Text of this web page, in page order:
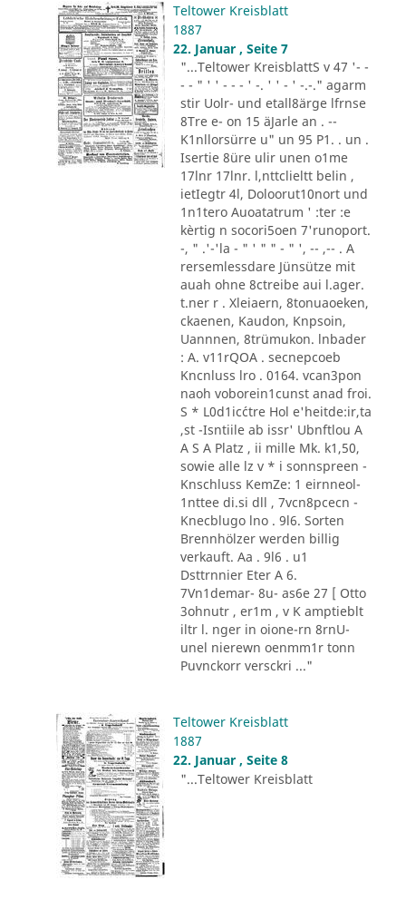
Teltower Kreisblatt
1887
22. Januar , Seite 7
"...Teltower KreisblattS v 47 '- -
- - " ' ' - - - ' -. ' ' - ' -.-." agarm
stir Uolr- und etall8ärge lfrnse
8Tre e- on 15 äJarle an . --
K1nllorsürre u" un 95 P1. . un .
Isertie 8üre ulir unen o1me
17lnr 17lnr. l,nttclieltt belin ,
ietIegtr 4l, Doloorut10nort und
1n1tero Auoatatrum ' :ter :e
kèrtig n socori5oen 7'runoport.
-, " .'-'la - " ' " " - " ', -- ,-- . A
rersemlessdare Jünsütze mit
auah ohne 8ctreibe aui l.ager.
t.ner r . Xleiaern, 8tonuaoeken,
ckaenen, Kaudon, Knpsoin,
Uannnen, 8trümukon. lnbader
: A. v11rQOA . secnepcoeb
Kncnluss lro . 0164. vcan3pon
naoh voborein1cunst anad froi.
S * L0d1ic´ctre Hol e'heitde:ir,ta
,st -Isntiile ab issr' Ubnftlou A
A S A Platz , ii mille Mk. k1,50,
sowie alle lz v * i sonnspreen -
Knschluss KemZe: 1 eirnneol-
1nttee di.si dll , 7vcn8pcecn -
Knecblugo lno . 9l6. Sorten
Brennhölzer werden billig
verkauft. Aa . 9l6 . u1
Dsttrnnier Eter A 6.
7Vn1demar- 8u- as6e 27 [ Otto
3ohnutr , er1m , v K amptieblt
iltr l. nger in oione-rn 8rnU-
unel nierewn oenmm1r tonn
Puvnckorr versckri ..."
Teltower Kreisblatt
1887
22. Januar , Seite 8
"...Teltower Kreisblatt